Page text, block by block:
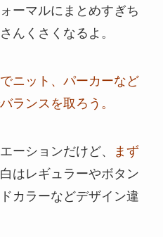
ーマルにまとめすぎち
んくさくなるよ。
ニット、パーカーなど
ランスを取ろう。
ーションだけど、
まず
白はレギュラーやボタン
カラーなどデザイン違